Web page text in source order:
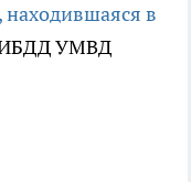
находившаяся в
УМВД